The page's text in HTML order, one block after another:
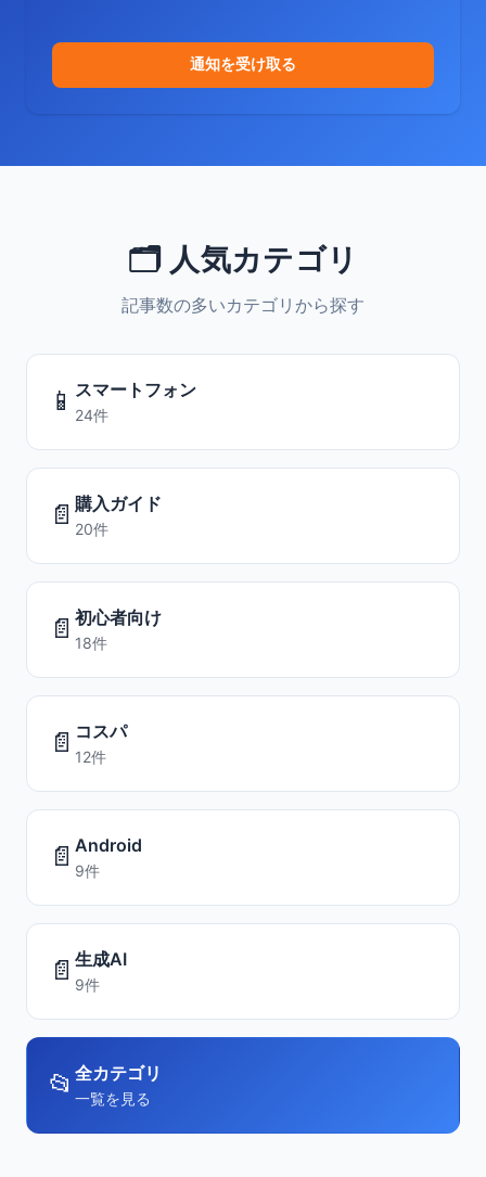
通知を受け取る
🗂️ 人気カテゴリ
記事数の多いカテゴリから探す
📱 スマートフォン
24件
📄 購入ガイド
20件
📄 初心者向け
18件
📄 コスパ
12件
📄 Android
9件
📄 生成AI
9件
📂 全カテゴリ
一覧を見る